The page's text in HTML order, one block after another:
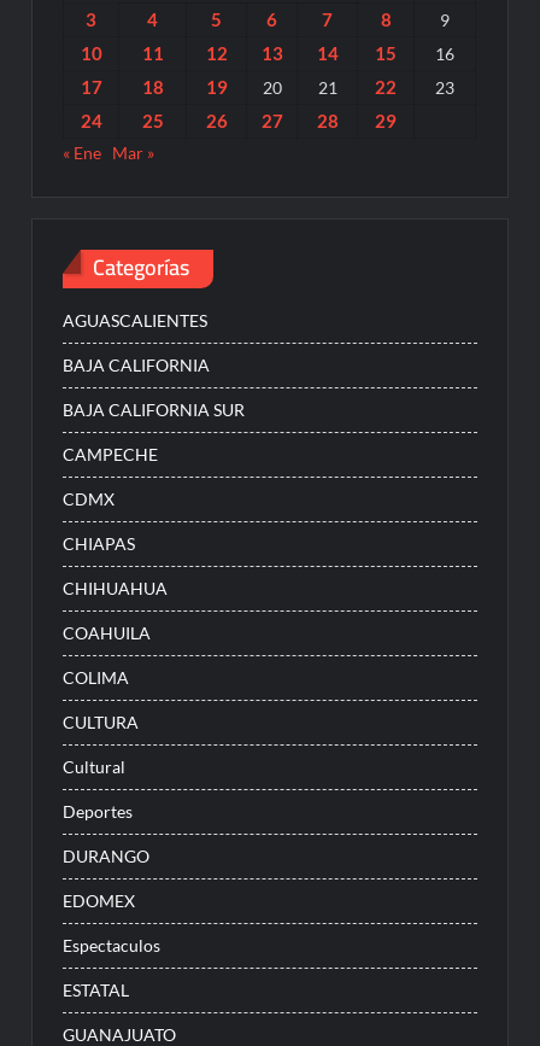
3 4 5 6 7 8 9
10 11 12 13 14 15 16
17 18 19 20 21 22 23
24 25 26 27 28 29
« Ene Mar »
Categorías
AGUASCALIENTES
BAJA CALIFORNIA
BAJA CALIFORNIA SUR
CAMPECHE
CDMX
CHIAPAS
CHIHUAHUA
COAHUILA
COLIMA
CULTURA
Cultural
Deportes
DURANGO
EDOMEX
Espectaculos
ESTATAL
GUANAJUATO